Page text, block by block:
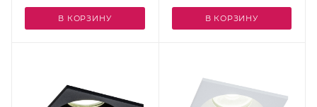
В КОРЗИНУ В КОРЗИНУ